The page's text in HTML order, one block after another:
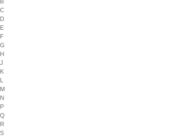
B
C
D
E
F
G
H
J
K
L
M
N
P
Q
R
S